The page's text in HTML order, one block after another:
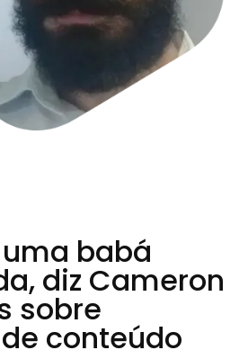
babá
diz Cameron
sobre
conteúdo